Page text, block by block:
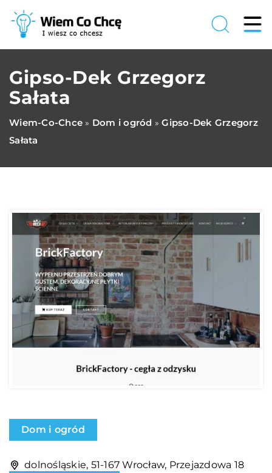
Gipso-Dek Grzegorz
Sałata
Wiem-Co-Chce » Dom i ogród »Gipso-Dek Grzegorz
Sałata
Dom i ogród
dolnośląskie, 51-167 Wrocław, Przejazdowa 18